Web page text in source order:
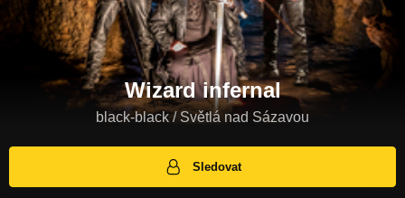
Wizard infernal
black-black / Světlá nad Sázavou
Sledovat